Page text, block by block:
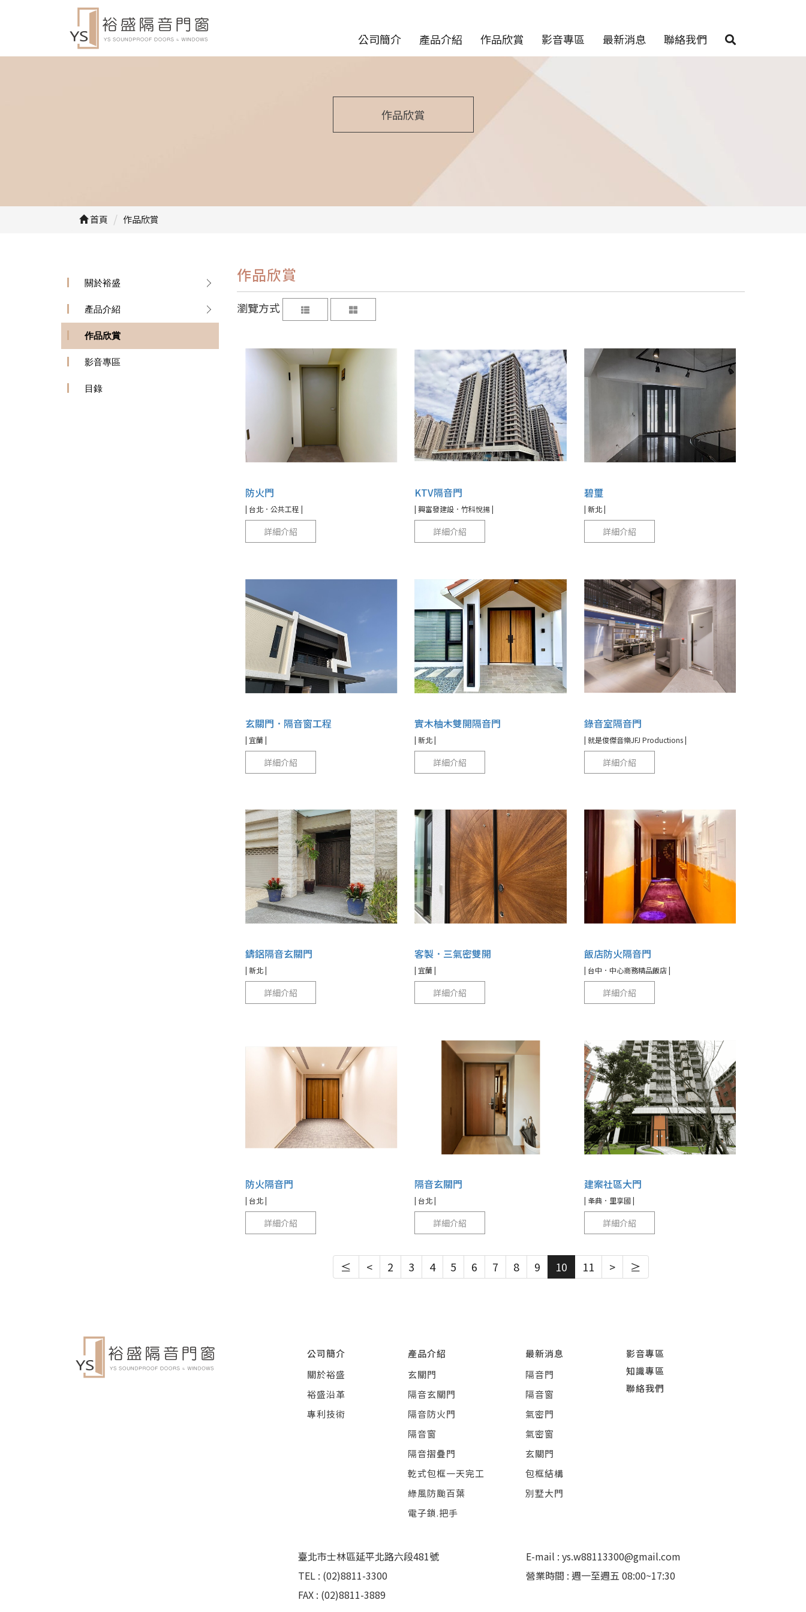
公司簡介 產品介紹 作品欣賞 影音專區 最新消息 聯絡我們
作品欣賞
首頁 作品欣賞
關於裕盛
產品介紹
作品欣賞
影音專區
目錄
作品欣賞
瀏覽方式
防火門
| 台北．公共工程 |
詳細介紹
KTV隔音門
| 興富發建設．竹科悅揚 |
詳細介紹
碧璽
| 新北 |
詳細介紹
玄關門．隔音窗工程
| 宜蘭 |
詳細介紹
實木柚木雙開隔音門
| 新北 |
詳細介紹
錄音室隔音門
| 就是俊傑音樂JFJ Productions |
詳細介紹
鑄鋁隔音玄關門
| 新北 |
詳細介紹
客製．三氣密雙開
| 宜蘭 |
詳細介紹
飯店防火隔音門
| 台中．中心商務精品飯店 |
詳細介紹
防火隔音門
| 台北 |
詳細介紹
隔音玄關門
| 台北 |
詳細介紹
建案社區大門
| 夆典．里享國 |
詳細介紹
≤ < 2 3 4 5 6 7 8 9 10 11 > ≥
公司簡介
關於裕盛
裕盛沿革
專利技術
產品介紹
玄關門
隔音玄關門
隔音防火門
隔音窗
隔音摺疊門
乾式包框一天完工
綠風防颱百葉
電子鎖.把手
最新消息
隔音門
隔音窗
氣密門
氣密窗
玄關門
包框結構
別墅大門
影音專區
知識專區
聯絡我們
臺北市士林區延平北路六段481號
TEL : (02)8811-3300
FAX : (02)8811-3889
E-mail : ys.w88113300@gmail.com
營業時間 : 週一至週五 08:00~17:30